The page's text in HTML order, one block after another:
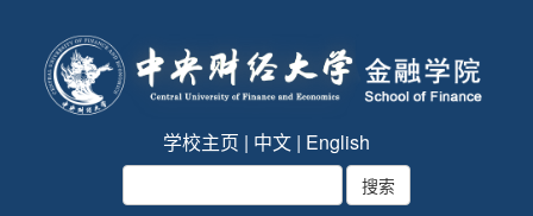
学校主页 | 中文 | English